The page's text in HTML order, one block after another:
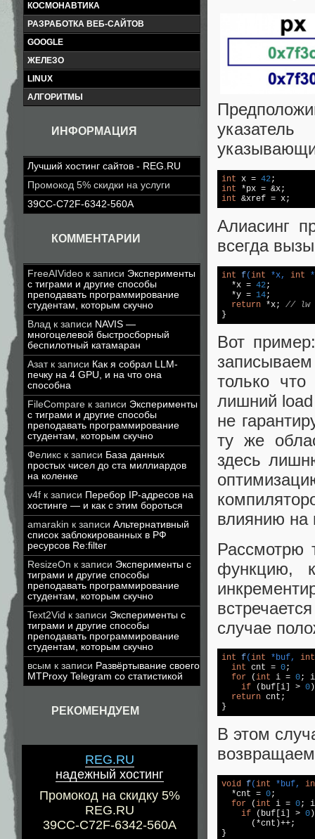
КОСМОНАВТИКА
РАЗРАБОТКА ВЕБ-САЙТОВ
GOOGLE
ЖЕЛЕЗО
LINUX
АЛГОРИТМЫ
ИНФОРМАЦИЯ
Лучший хостинг сайтов - REG.RU
Промокод 5% скидки на услуги
39CC-C72F-6342-560A
КОММЕНТАРИИ
FreeAIVideo к записи Эксперименты
с тиграми и другие способы
преподавать программирование
студентам, которым скучно
Влад к записи NAVIS —
многоцелевой быстросборный
беспилотный катамаран
Азатк записи Как я собрал LLM-
печку на 4 GPU, и на что она
способна
FileCompare к записи Эксперименты
с тиграми и другие способы
преподавать программирование
студентам, которым скучно
Феликс к записи База данных
простых чисел до ста миллиардов
на коленке
v4f к записи Перебор IP-адресов на
хостинге — и как с этим бороться
amarakin к записи Альтернативный
список заблокированных в РФ
ресурсов Re:filter
ResizeOn к записи Эксперименты с
тиграми и другие способы
преподавать программирование
студентам, которым скучно
Text2Vid к записи Эксперименты с
тиграми и другие способы
преподавать программирование
студентам, которым скучно
всым к записи Развёртывание своего
MTProxy Telegram со статистикой
РЕКОМЕНДУЕМ
REG.RU
надежный хостинг
Промокод на скидку 5%
REG.RU
39CC-C72F-6342-560A
int x = 42
int
int &xref = x;
Алиасинг
всегда
int f(int *x, int
  *x =
42;
  *y =
14;
return *x; // lw
}
Вот
только
лишний load
не
ту же
здесь
влиянию на
Рассмотрю
функцию,
случае
int f(int *buf, int
int cnt = 0;
for (int i = 0; i
if (buf[i] > 0
return cnt;
}
В этом
void f(int *buf,
  *cnt =
0;
for (int i = 0; i
if (buf[i] > 0)
      (*cnt)++;
}